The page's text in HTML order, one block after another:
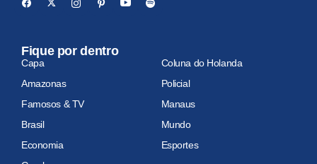
Fique por dentro
Capa
Coluna do Holanda
Amazonas
Policial
Famosos & TV
Manaus
Brasil
Mundo
Economia
Esportes